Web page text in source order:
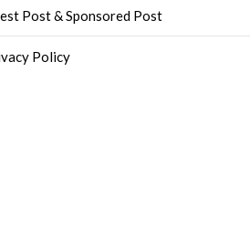
Post & Sponsored Post
Policy